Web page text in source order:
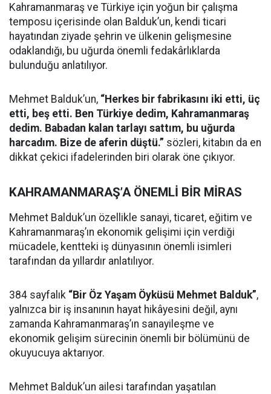
Kahramanmaraş ve Türkiye için yoğun bir çalışma
temposu içerisinde olan Balduk’un, kendi ticari
hayatından ziyade şehrin ve ülkenin gelişmesine
odaklandığı, bu uğurda önemli fedakârlıklarda
bulunduğu anlatılıyor.
Mehmet Balduk’un, “Herkes bir fabrikasını iki etti, üç
etti, beş etti. Ben Türkiye dedim, Kahramanmaraş
dedim. Babadan kalan tarlayı sattım, bu uğurda
harcadım. Bize de aferin düştü.” sözleri, kitabın da en
dikkat çekici ifadelerinden biri olarak öne çıkıyor.
KAHRAMANMARAŞ’A ÖNEMLİ BİR MİRAS
Mehmet Balduk’un özellikle sanayi, ticaret, eğitim ve
Kahramanmaraş’ın ekonomik gelişimi için verdiği
mücadele, kentteki iş dünyasının önemli isimleri
tarafından da yıllardır anlatılıyor.
384 sayfalık “Bir Öz Yaşam Öyküsü Mehmet Balduk”,
yalnızca bir iş insanının hayat hikâyesini değil, aynı
zamanda Kahramanmaraş’ın sanayileşme ve
ekonomik gelişim sürecinin önemli bir bölümünü de
okuyucuya aktarıyor.
Mehmet Balduk’un ailesi tarafından yaşatılan